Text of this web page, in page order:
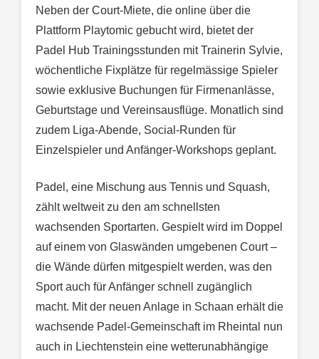
Neben der Court-Miete, die online über die
Plattform Playtomic gebucht wird, bietet der
Padel Hub Trainingsstunden mit Trainerin Sylvie,
wöchentliche Fixplätze für regelmässige Spieler
sowie exklusive Buchungen für Firmenanlässe,
Geburtstage und Vereinsausflüge. Monatlich sind
zudem Liga-Abende, Social-Runden für
Einzelspieler und Anfänger-Workshops geplant.
Padel, eine Mischung aus Tennis und Squash,
zählt weltweit zu den am schnellsten
wachsenden Sportarten. Gespielt wird im Doppel
auf einem von Glaswänden umgebenen Court –
die Wände dürfen mitgespielt werden, was den
Sport auch für Anfänger schnell zugänglich
macht. Mit der neuen Anlage in Schaan erhält die
wachsende Padel-Gemeinschaft im Rheintal nun
auch in Liechtenstein eine wetterunabhängige